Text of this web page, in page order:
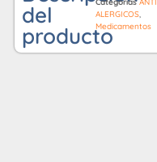
del
producto
ALERGICOS
Medicamentos